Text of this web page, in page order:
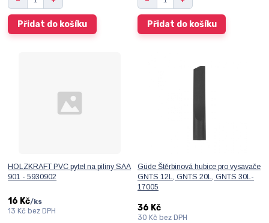
Přidat do košíku Přidat do košíku
HOLZKRAFT PVC pytel na piliny SAA
901 - 5930902
16 Kč/ks
13 Kč bez DPH
Güde Štěrbinová hubice pro vysavače
GNTS 12L, GNTS 20L, GNTS 30L-
17005
36 Kč
30 Kč bez DPH